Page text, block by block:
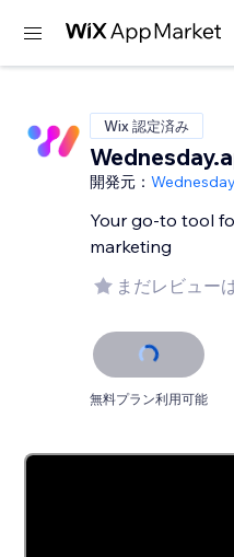
Wix 認定済み
開発元：
Your go-to tool
marketing
まだレビュー
無料プラン利用可能